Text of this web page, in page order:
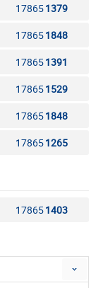
178651379
178651848
178651391
178651529
178651848
178651265
178651403